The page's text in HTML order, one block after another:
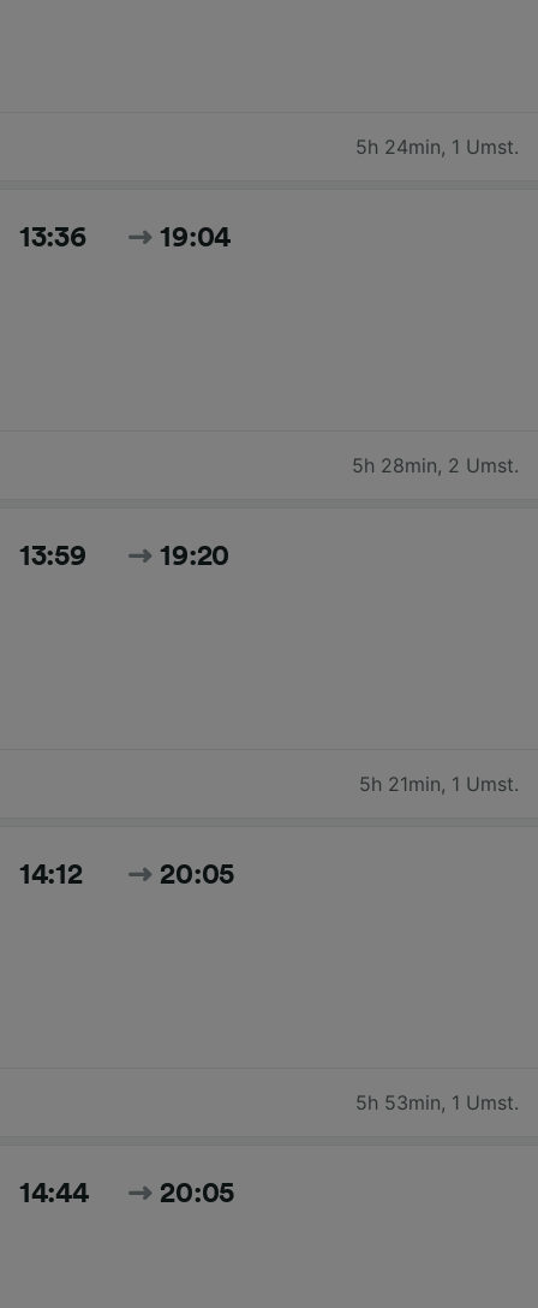
5h 24min, 1 Umst.
13:36 19:04
5h 28min, 2 Umst.
13:59 19:20
5h 21min, 1 Umst.
14:12 20:05
5h 53min, 1 Umst.
14:44 20:05